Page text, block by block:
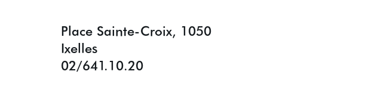
Place Sainte-Croix, 1050
Ixelles
02/641.10.20